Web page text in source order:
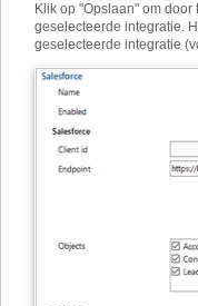
Klik op "Opslaan" om
geselecteerde integratie.
geselecteerde integratie